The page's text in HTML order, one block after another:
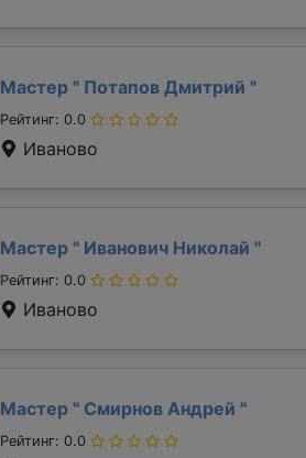
Мастер " Потапов Дмитрий "
Рейтинг: 0.0
Иваново
Мастер " Иванович Николай "
Рейтинг: 0.0
Иваново
Мастер " Смирнов Андрей "
Рейтинг: 0.0